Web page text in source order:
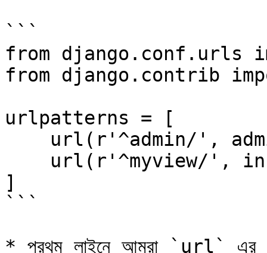
```
from django.conf.urls
from django.contrib
urlpatterns = [
]
```
* প্রথম লাইনে আমরা `url` এর